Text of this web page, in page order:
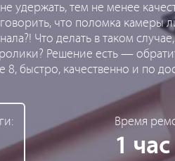
удержать, тем не менее
что поломка камеры
Что делать в таком
Решение есть —
быстро, качественно и по
Время
1 час